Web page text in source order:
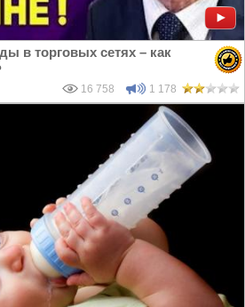
в торговых сетях – как
16 758 1 178